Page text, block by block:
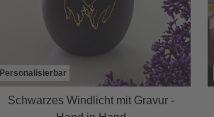
Personalisierbar
Schwarzes Windlicht mit Gravur -